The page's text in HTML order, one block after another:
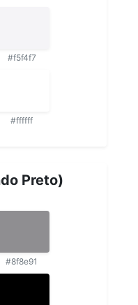
#f5f4f7
#ffffff
Preto)
#8f8e91